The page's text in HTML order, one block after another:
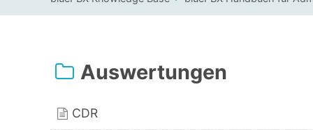
Auswertungen
CDR